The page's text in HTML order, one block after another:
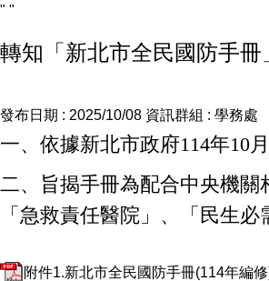
" "
轉知「新北市全民國防手冊
發布日期 : 2025/10/08 資訊群組 : 學務處
一、依據新北市政府114年10
二、旨揭手冊為配合中央機關
「急救責任醫院」、「民生
附件1.新北市全民國防手冊(114年編